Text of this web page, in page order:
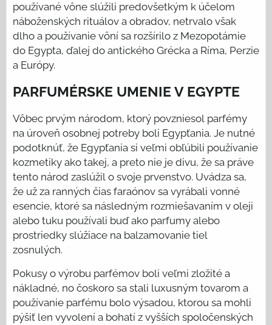
používané vône slúžili predovšetkým k účelom
náboženských rituálov a obradov, netrvalo však
dlho a používanie vôní sa rozšírilo z Mezopotámie
do Egypta, ďalej do antického Grécka a Ríma, Perzie
a Európy.
PARFUMÉRSKE UMENIE V EGYPTE
Vôbec prvým národom, ktorý povzniesol parfémy
na úroveň osobnej potreby boli Egypťania. Je nutné
podotknúť, že Egypťania si veľmi obľúbili používanie
kozmetiky ako takej, a preto nie je divu, že sa práve
tento národ zaslúžil o svoje prvenstvo. Uvádza sa,
že už za ranných čias faraónov sa vyrábali vonné
esencie, ktoré sa následným rozmiešavaním v oleji
alebo tuku používali buď ako parfumy alebo
prostriedky slúžiace na balzamovanie tiel
zosnulých.
Pokusy o výrobu parfémov boli veľmi zložité a
nákladné, no čoskoro sa stali luxusným tovarom a
používanie parfému bolo výsadou, ktorou sa mohli
pýšiť len vyvolení a bohatí z vyšších spoločenských